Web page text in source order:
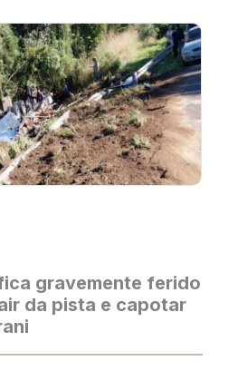
gravemente ferido
da pista e capotar